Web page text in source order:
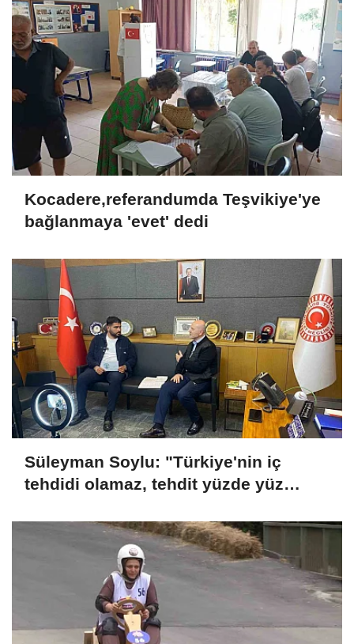
Kocadere,referandumda Teşvikiye'ye
bağlanmaya 'evet' dedi
Süleyman Soylu: "Türkiye'nin iç
tehdidi olamaz, tehdit yüzde yüz